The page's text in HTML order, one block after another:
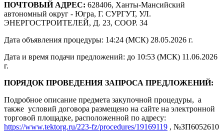
ПОЧТОВЫЙ АДРЕС: 628406, Ханты-Мансийский
автономный округ - Югра, Г. СУРГУТ, УЛ.
ЭНЕРГОСТРОИТЕЛЕЙ, Д. 23, СООР. 34
Дата объявления процедуры: 14:24 (МСК) 28.05.2026 г.
Дата и время подачи предложений: до 10:53 (МСК) 11.06.2026
г.
ПОРЯДОК ПРОВЕДЕНИЯ ЗАПРОСА ПРЕДЛОЖЕНИЙ:
Подробное описание предмета закупочной процедуры, а
также условий договора размещено на сайте на электронной
торговой площадке, расположенной по адресу:
https://www.tektorg.ru/223-fz/procedures/19169119 , №ЗП6052610